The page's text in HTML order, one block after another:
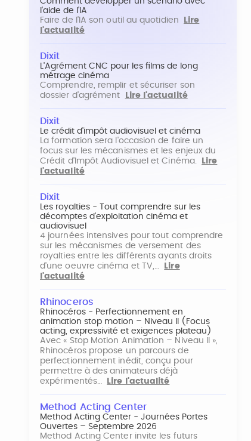
l'aide de l'IA
Faire de l'IA son outil au quotidien
Lire
l'actualité
Dixit
L'Agrément CNC pour les films de long
métrage cinéma
Comprendre, remplir et sécuriser son
dossier d'agrément
Lire l'actualité
Dixit
Le crédit d'impôt audiovisuel et cinéma
La formation sera l'occasion de faire un
focus sur les mécanismes et les enjeux du
Crédit d'Impôt Audiovisuel et Cinéma.
Lire
l'actualité
Dixit
Les royalties - Tout comprendre sur les
décomptes d'exploitation cinéma et
audiovisuel
4 journées intensives pour tout comprendre
sur les mécanismes de versement des
royalties entre les différents ayants droits
d'une oeuvre cinéma et TV,…
Lire
l'actualité
Rhinoceros
Rhinocéros - Perfectionnement en
animation stop motion – Niveau II (Focus
acting, expressivité et exigences plateau)
Avec « Stop Motion Animation – Niveau II »,
Rhinocéros propose un parcours de
perfectionnement inédit, conçu pour
permettre à des animateurs déjà
expérimentés…
Lire l'actualité
Method Acting Center
Method Acting Center - Journées Portes
Ouvertes – Septembre 2026
Method Acting Center invite les futurs